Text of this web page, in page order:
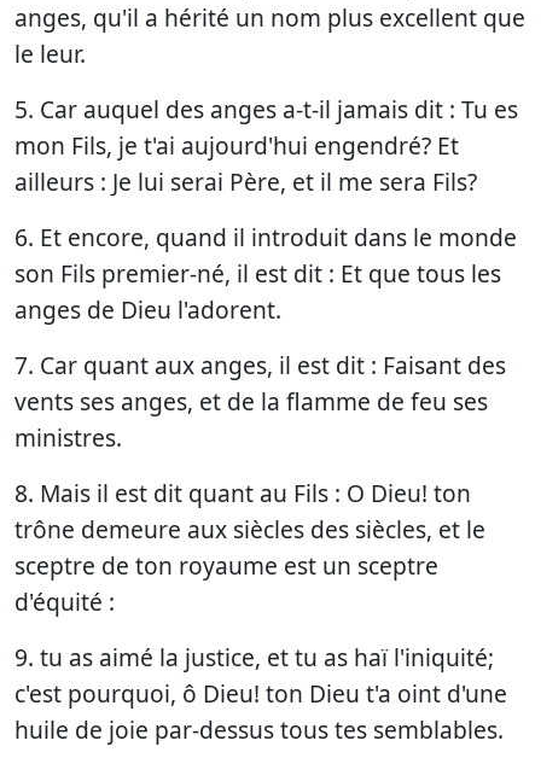
anges, qu'il a hérité un nom plus excellent que
le leur.
5. Car auquel des anges a-t-il jamais dit : Tu es
mon Fils, je t'ai aujourd'hui engendré? Et
ailleurs : Je lui serai Père, et il me sera Fils?
6. Et encore, quand il introduit dans le monde
son Fils premier-né, il est dit : Et que tous les
anges de Dieu l'adorent.
7. Car quant aux anges, il est dit : Faisant des
vents ses anges, et de la flamme de feu ses
ministres.
8. Mais il est dit quant au Fils : O Dieu! ton
trône demeure aux siècles des siècles, et le
sceptre de ton royaume est un sceptre
d'équité :
9. tu as aimé la justice, et tu as haï l'iniquité;
c'est pourquoi, ô Dieu! ton Dieu t'a oint d'une
huile de joie par-dessus tous tes semblables.